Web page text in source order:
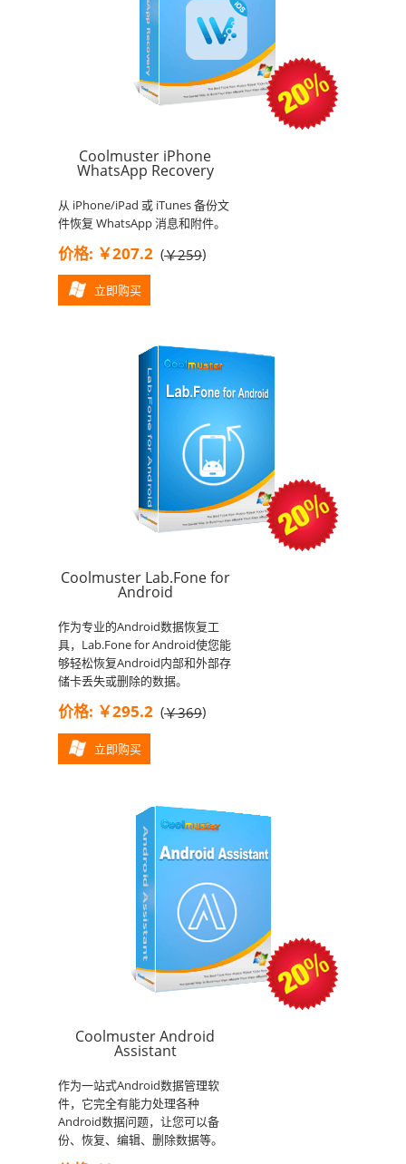
Coolmuster iPhone
WhatsApp Recovery
从 iPhone/iPad 或 iTunes 备份文
件恢复 WhatsApp 消息和附件。
价格: ￥207.2 (￥259)
立即购买
Coolmuster Lab.Fone for
Android
作为专业的Android数据恢复工
具，Lab.Fone for Android使您能
够轻松恢复Android内部和外部存
储卡丢失或删除的数据。
价格: ￥295.2 (￥369)
立即购买
Coolmuster Android
Assistant
作为一站式Android数据管理软
件，它完全有能力处理各种
Android数据问题，让您可以备
份、恢复、编辑、删除数据等。